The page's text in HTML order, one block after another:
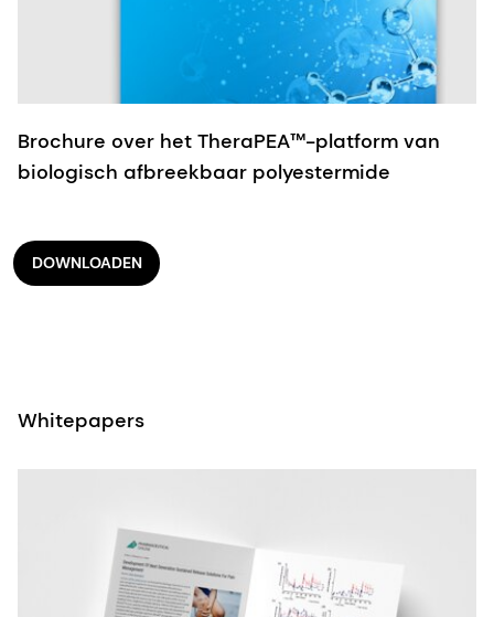
Brochure over het TheraPEA™-platform van
biologisch afbreekbaar polyestermide
DOWNLOADEN
Whitepapers